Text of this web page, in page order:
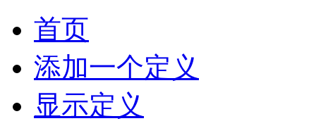
首页
添加一个定义
显示定义